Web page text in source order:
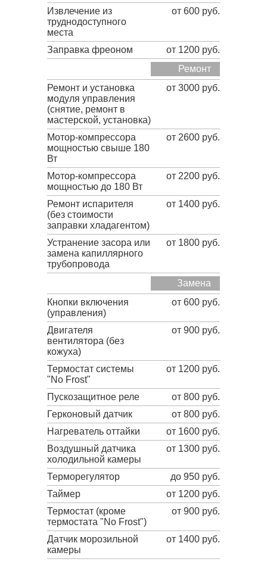
Извлечение из
труднодоступного
места
от 600 руб.
Заправка фреоном
от 1200 руб.
Ремонт
Ремонт и установка
модуля управления
(снятие, ремонт в
мастерской, установка)
от 3000 руб.
Мотор-компрессора
мощностью свыше 180
Вт
от 2600 руб.
Мотор-компрессора
мощностью до 180 Вт
от 2200 руб.
Ремонт испарителя
(без стоимости
заправки хладагентом)
от 1400 руб.
Устранение засора или
замена капиллярного
трубопровода
от 1800 руб.
Замена
Кнопки включения
(управления)
от 600 руб.
Двигателя
вентилятора (без
кожуха)
от 900 руб.
Термостат системы
"No Frost"
от 1200 руб.
Пускозащитное реле
от 800 руб.
Герконовый датчик
от 800 руб.
Нагреватель оттайки
от 1600 руб.
Воздушный датчика
холодильной камеры
от 1300 руб.
Терморегулятор
до 950 руб.
Таймер
от 1200 руб.
Термостат (кроме
термостата "No Frost")
от 900 руб.
Датчик морозильной
камеры
от 1400 руб.